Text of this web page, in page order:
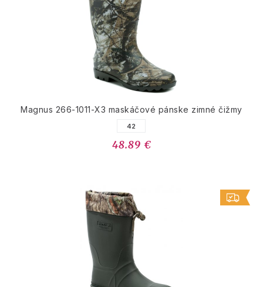
Magnus 266-1011-X3 maskáčové pánske zimné čižmy
42
48.89 €